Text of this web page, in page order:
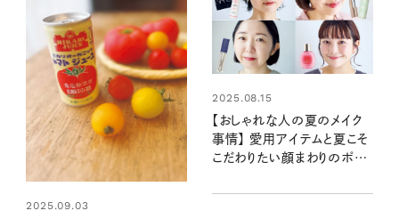
2025.09.03
2025.08.15
【おしゃれな人の夏のメイク
事情】 愛用アイテムと夏こそ
こだわりたい顔まわりのポイ